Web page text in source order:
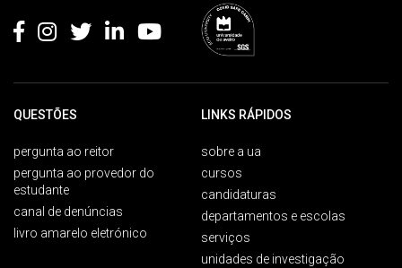
QUESTÕES
pergunta ao reitor
pergunta ao provedor do
estudante
canal de denúncias
livro amarelo eletrónico
LINKS RÁPIDOS
sobre a ua
cursos
candidaturas
departamentos e escolas
serviços
unidades de investigação